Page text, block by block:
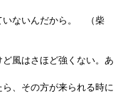
いないんだから。 （柴
風はさほど強くない。あ
、その方が来られる時に